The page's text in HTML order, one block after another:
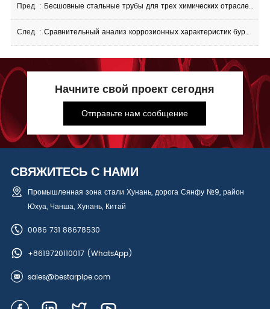
Пред. : Бесшовные стальные трубы для трех химических отраслей промышленности (растрескивание нефти, удобрения, трубы химической промышленности) и диапазон температур их использования
След. : Сравнительный анализ коррозионных характеристик бурильных труб
Начните свой проект сегодня
Отправьте нам сообщение
СВЯЖИТЕСЬ С НАМИ
Промышленная зона стали Хунань, дорога Сянфу №9, район
Юхуа, Чанша, Хунань, Китай
0086 731 88678530
+8619720110017(WhatsApp)
sales@bestarpipe.com